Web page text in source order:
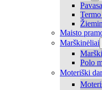
Maisto
Marškinėliai
Polo
Moteriški